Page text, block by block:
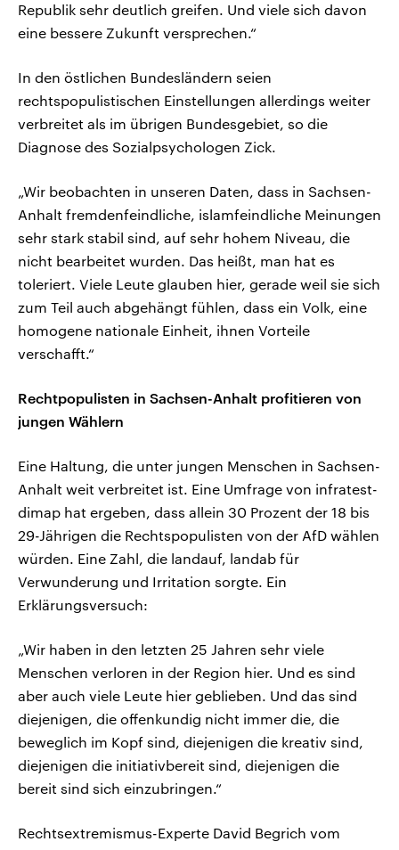
Republik sehr deutlich greifen. Und viele sich davon
eine bessere Zukunft versprechen.“
In den östlichen Bundesländern seien
rechtspopulistischen Einstellungen allerdings weiter
verbreitet als im übrigen Bundesgebiet, so die
Diagnose des Sozialpsychologen Zick.
„Wir beobachten in unseren Daten, dass in Sachsen-
Anhalt fremdenfeindliche, islamfeindliche Meinungen
sehr stark stabil sind, auf sehr hohem Niveau, die
nicht bearbeitet wurden. Das heißt, man hat es
toleriert. Viele Leute glauben hier, gerade weil sie sich
zum Teil auch abgehängt fühlen, dass ein Volk, eine
homogene nationale Einheit, ihnen Vorteile
verschafft.“
Rechtpopulisten in Sachsen-Anhalt profitieren von
jungen Wählern
Eine Haltung, die unter jungen Menschen in Sachsen-
Anhalt weit verbreitet ist. Eine Umfrage von infratest-
dimap hat ergeben, dass allein 30 Prozent der 18 bis
29-Jährigen die Rechtspopulisten von der AfD wählen
würden. Eine Zahl, die landauf, landab für
Verwunderung und Irritation sorgte. Ein
Erklärungsversuch:
„Wir haben in den letzten 25 Jahren sehr viele
Menschen verloren in der Region hier. Und es sind
aber auch viele Leute hier geblieben. Und das sind
diejenigen, die offenkundig nicht immer die, die
beweglich im Kopf sind, diejenigen die kreativ sind,
diejenigen die initiativbereit sind, diejenigen die
bereit sind sich einzubringen.“
Rechtsextremismus-Experte David Begrich vom